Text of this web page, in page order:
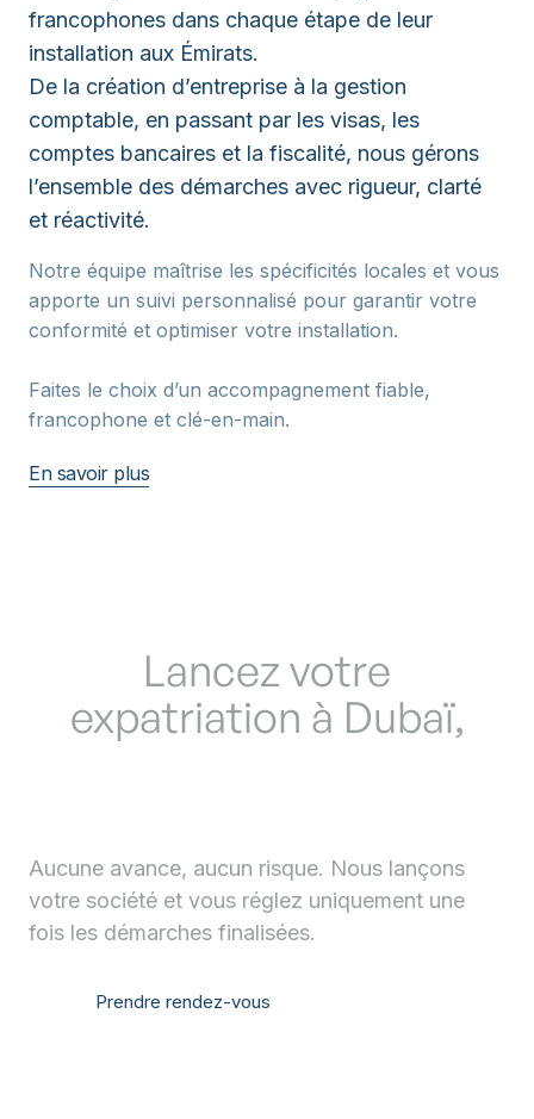
francophones dans chaque étape de leur
installation aux Émirats.
De la création d’entreprise à la gestion
comptable, en passant par les visas, les
comptes bancaires et la fiscalité, nous gérons
l’ensemble des démarches avec rigueur, clarté
et réactivité.
Notre équipe maîtrise les spécificités locales et vous
apporte un suivi personnalisé pour garantir votre
conformité et optimiser votre installation.
Faites le choix d’un accompagnement fiable,
francophone et clé-en-main.
En savoir plus
Lancez votre
expatriation à Dubaï,
Aucune avance, aucun risque. Nous lançons
votre société et vous réglez uniquement une
fois les démarches finalisées.
Prendre rendez-vous